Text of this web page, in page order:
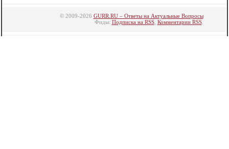
© 2009-2026 GURR.RU – Ответы на Актуальные Вопросы
Фиды: Подписка на RSS, Комментарии RSS.